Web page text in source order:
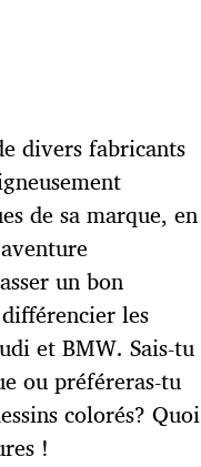
divers fabricants
de sa marque, en
un bon
les
et BMW. Sais-tu
ou préféreras-tu
colorés? Quoi
!